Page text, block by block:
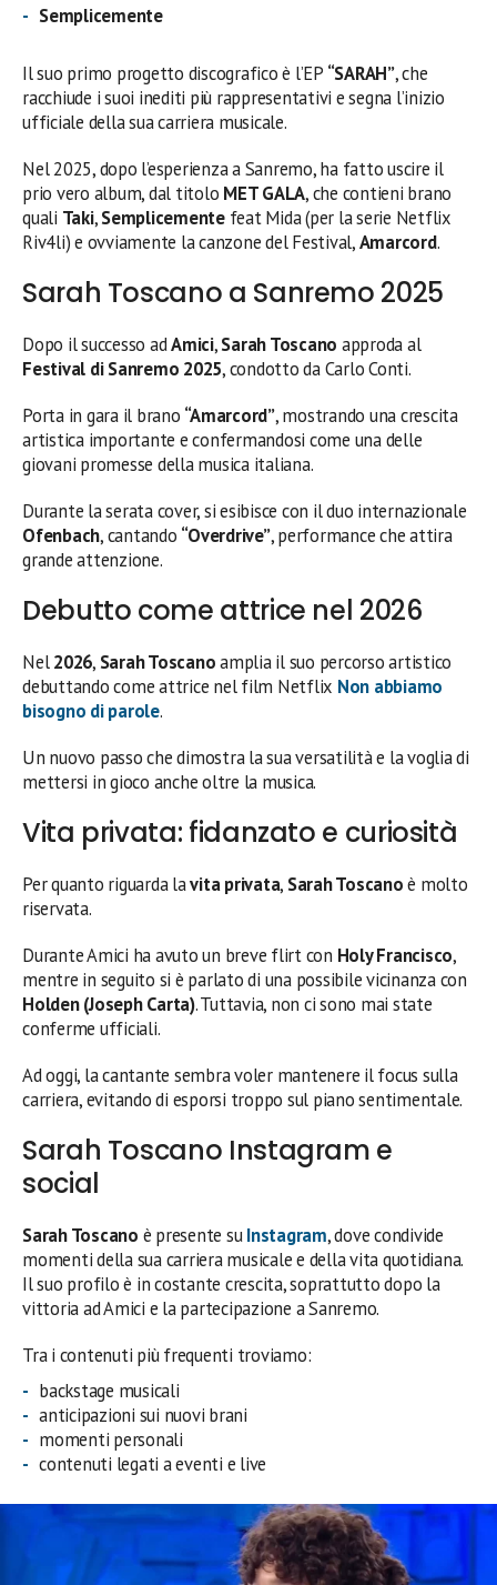
Semplicemente
Il suo primo progetto discografico è l’EP “SARAH”, che
racchiude i suoi inediti più rappresentativi e segna l’inizio
ufficiale della sua carriera musicale.
Nel 2025, dopo l’esperienza a Sanremo, ha fatto uscire il
prio vero album, dal titolo MET GALA, che contieni brano
quali Taki,Semplicementefeat Mida (per la serie Netflix
Riv4li) e ovviamente la canzone del Festival,Amarcord.
Sarah Toscano a Sanremo 2025
Dopo il successo adAmici,Sarah Toscano approda al
Festival di Sanremo 2025, condotto da Carlo Conti.
Porta in gara il brano “Amarcord”, mostrando una crescita
artistica importante e confermandosi come una delle
giovani promesse della musica italiana.
Durante la serata cover, si esibisce con il duo internazionale
Ofenbach, cantando “Overdrive”, performance che attira
grande attenzione.
Debutto come attrice nel 2026
Nel2026, Sarah Toscanoamplia il suo percorso artistico
debuttando come attrice nel film Netflix Non abbiamo
bisogno di parole.
Un nuovo passo che dimostra la sua versatilità e la voglia di
mettersi in gioco anche oltre la musica.
Vita privata: fidanzato e curiosità
Per quanto riguarda lavita privata, Sarah Toscanoè molto
riservata.
Durante Amici ha avuto un breve flirt con Holy Francisco,
mentre in seguito si è parlato di una possibile vicinanza con
Holden (Joseph Carta). Tuttavia, non ci sono mai state
conferme ufficiali.
Ad oggi, la cantante sembra voler mantenere il focus sulla
carriera, evitando di esporsi troppo sul piano sentimentale.
Sarah Toscano Instagram e
social
Sarah Toscano è presente suInstagram, dove condivide
momenti della sua carriera musicale e della vita quotidiana.
Il suo profilo è in costante crescita, soprattutto dopo la
vittoria ad Amici e la partecipazione a Sanremo.
Tra i contenuti più frequenti troviamo:
backstage musicali
anticipazioni sui nuovi brani
momenti personali
contenuti legati a eventi e live